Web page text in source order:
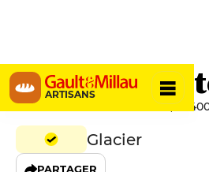
ARTISANS
Van Den
600 Boulevard Jean Moulin,
Glacier
PARTAGER